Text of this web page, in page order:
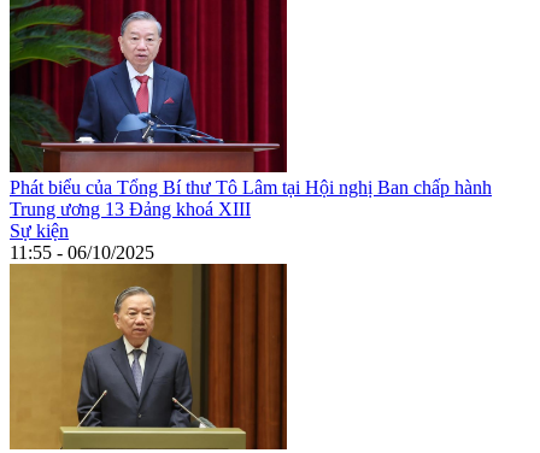
Phát biểu của Tổng Bí thư Tô Lâm tại Hội nghị Ban chấp hành
Trung ương 13 Đảng khoá XIII
Sự kiện
11:55 - 06/10/2025